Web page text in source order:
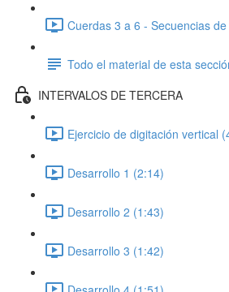
Cuerdas 3 a 6 - Secuencias
Todo el material de esta
INTERVALOS DE TERCERA
Ejercicio de digitación vertical
Desarrollo 1 (2:14)
Desarrollo 2 (1:43)
Desarrollo 3 (1:42)